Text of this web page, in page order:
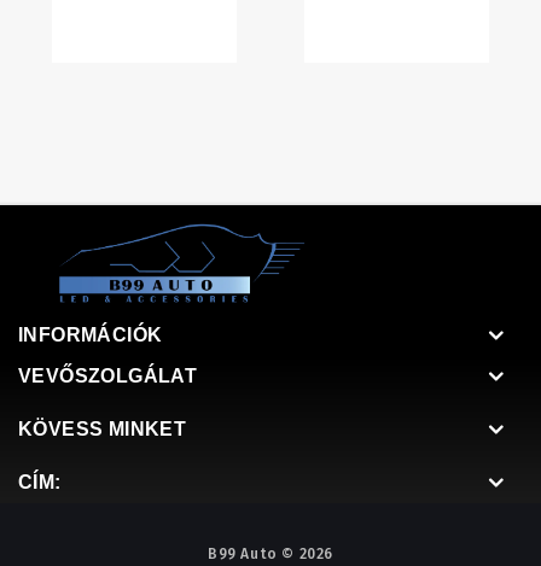
INFORMÁCIÓK
VEVŐSZOLGÁLAT
KÖVESS MINKET
CÍM:
B99 Auto © 2026